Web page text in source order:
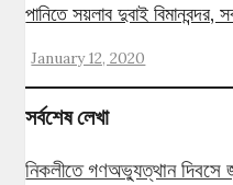
পানিতে সয়লাব দুবাই
January 12, 2020
সর্বশেষ লেখা
নিকলীতে গণঅভ্যুত্থান দিবসে